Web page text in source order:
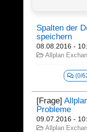
Spalten der
speichern
08.08.2016 -
Allplan
(0/
[Frage]
Probleme
09.07.2016 -
Allplan